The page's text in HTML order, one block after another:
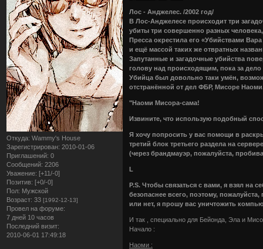
Откуда: Wammy's House
Зарегистрирован: 2010-01-06
Приглашений: 0
Сообщений: 2206
Уважение: [+11/-0]
Позитив: [+0/-0]
Пол: Мужской
Возраст: 33 [1992-12-13]
Провел на форуме:
7 дней 10 часов
Последний визит:
2010-06-01 17:49:18
Лос - Анджелес. /2002 год/
В Лос-Анджелесе происходит три
убиты три совершенно разных
Пресса окрестила его «Убийствами
и ещё массой таких же отвратных
Запутанные и загадочные убийства
голову над происходящим, пока за
Убийца был довольно таки умён,
отстранённой от дел ФБР, Мисоре
"Наоми Мисора-сама!
Извините, что использую подобный
Я хочу попросить у вас помощи в
третий блок третьего раздела на
(через брандмауэр, пожалуйста,
L
P.S. Чтобы связаться с вами, я взял на
безопаснее всего, поэтому,
или нет, я прошу вас уничтожить
И так , специально для Бейонда, Эла и
Начало :
Наоми :